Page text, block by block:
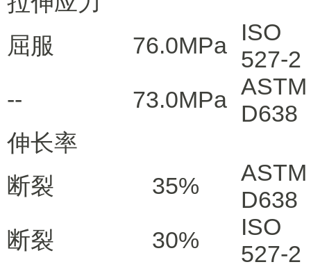
屈服
76.0MPa
ISO
527-2
--
73.0MPa ASTM
D638
伸长率
断裂
35%
ASTM
D638
断裂
30%
ISO
527-2